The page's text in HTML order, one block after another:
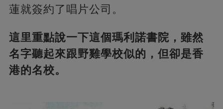
蓮就簽約了唱片公司。
這里重點說一下這個瑪利諾書院，雖然
名字聽起來跟野雞學校似的，但卻是香
港的名校。